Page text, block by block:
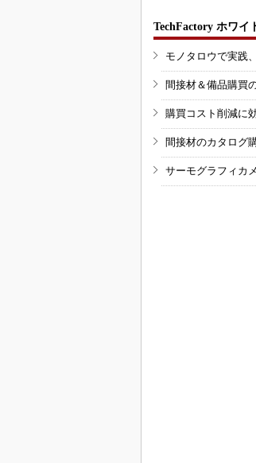
TechFactory ホワイ
モノタロウで実践
間接材＆備品購買
購買コスト削減に
間接材のカタログ
サーモグラフィカ